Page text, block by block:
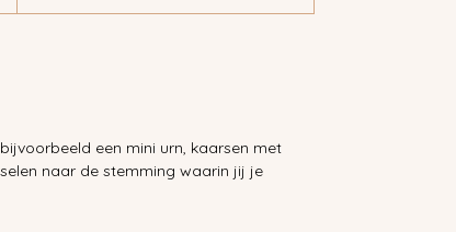
een mini urn, kaarsen met
naar de stemming waarin jij je